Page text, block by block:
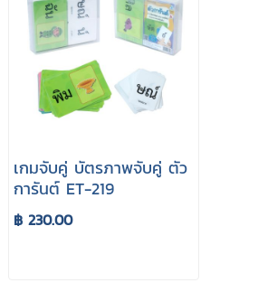
เกมจับคู่ บัตรภาพจับคู่ ตัว
การันต์ ET-219
฿ 230.00